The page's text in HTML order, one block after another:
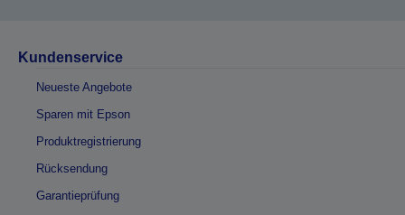
Kundenservice
Neueste Angebote
Sparen mit Epson
Produktregistrierung
Rücksendung
Garantieprüfung